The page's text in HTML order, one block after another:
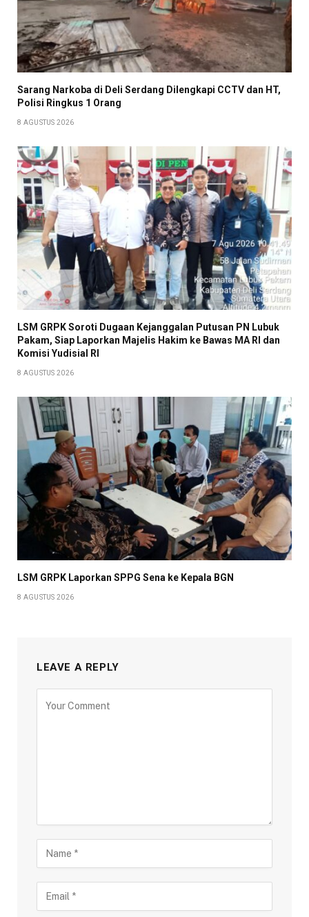
Sarang Narkoba di Deli Serdang Dilengkapi CCTV dan HT,
Polisi Ringkus 1 Orang
8 AGUSTUS 2026
LSM GRPK Soroti Dugaan Kejanggalan Putusan PN Lubuk
Pakam, Siap Laporkan Majelis Hakim ke Bawas MA RI dan
Komisi Yudisial RI
8 AGUSTUS 2026
LSM GRPK Laporkan SPPG Sena ke Kepala BGN
8 AGUSTUS 2026
LEAVE A REPLY